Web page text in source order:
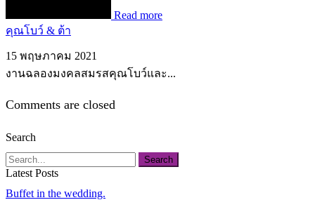
Read more
คุณโบว์ & ต้า
15 พฤษภาคม 2021
งานฉลองมงคลสมรสคุณโบว์และ...
Comments are closed
Search
Search
Latest Posts
Buffet in the wedding.